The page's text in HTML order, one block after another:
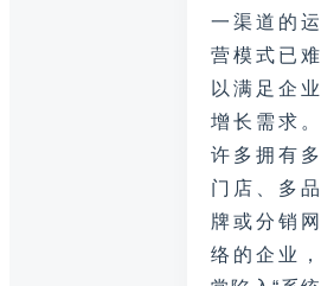
一渠道的运
营模式已难
以满足企业
增长需求。
许多拥有多
门店、多品
牌或分销网
络的企业，